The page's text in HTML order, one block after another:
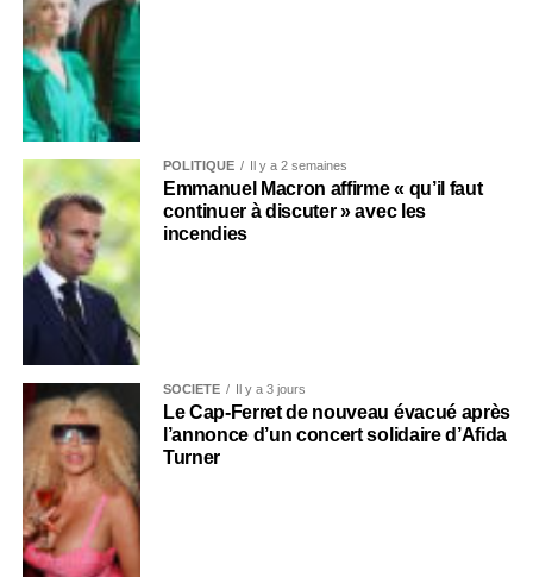
POLITIQUE Il y a 2 semaines
Emmanuel Macron affirme « qu’il faut
continuer à discuter » avec les
incendies
SOCIÉTÉ Il y a 3 jours
Le Cap-Ferret de nouveau évacué après
l’annonce d’un concert solidaire d’Afida
Turner